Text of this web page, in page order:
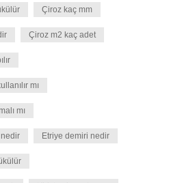
Çiroz kaç mm
Çiroz m2 kaç adet
mı
mı
Etriye demiri nedir